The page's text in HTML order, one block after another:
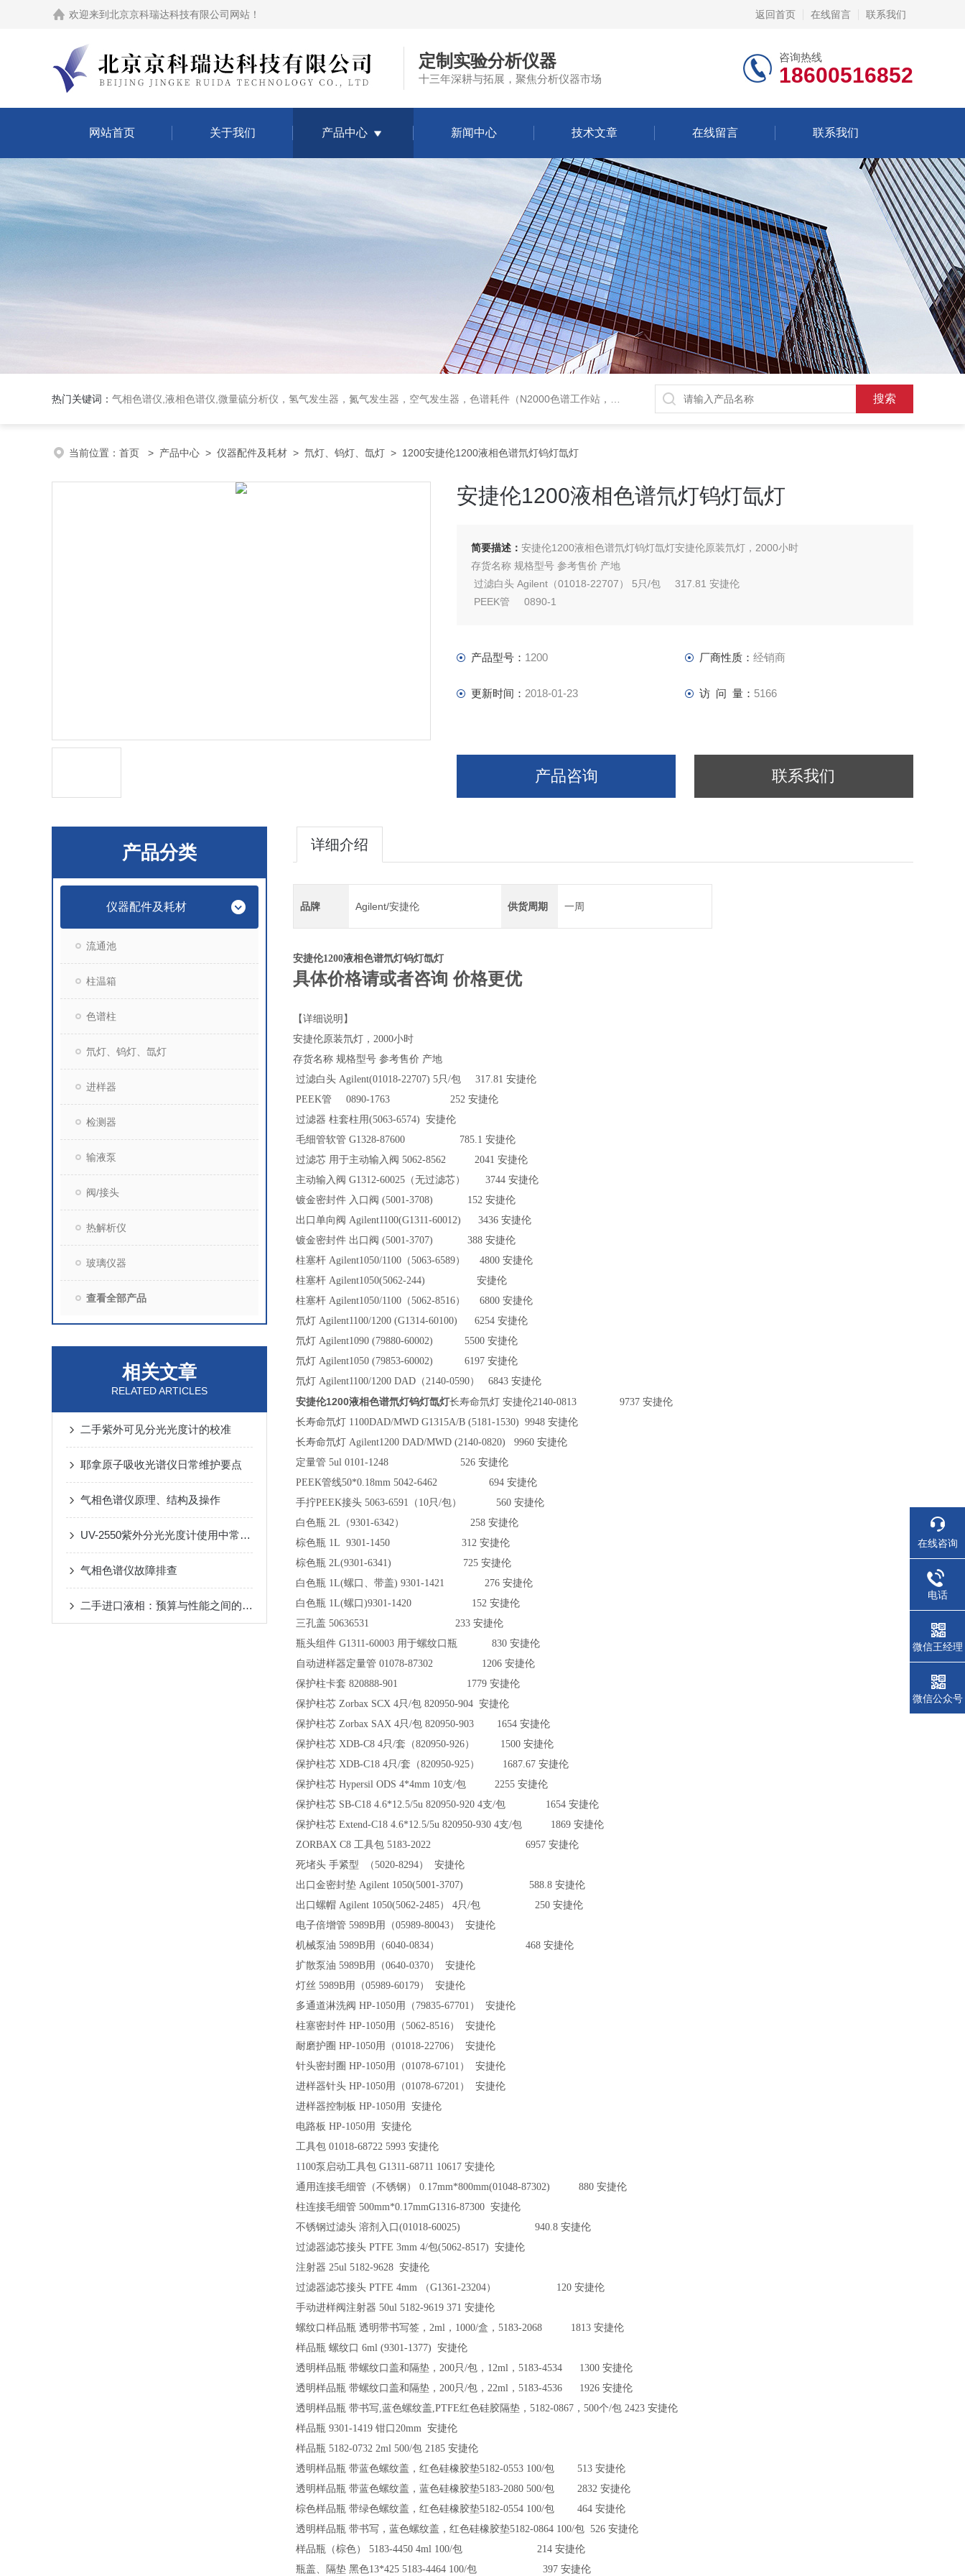
欢迎来到 北京京科瑞达科技有限公司网站 ！ 返回首页 在线留言 联系我们
定制实验分析仪器
十三年深耕与拓展，聚焦分析仪器市场
咨询热线
18600516852
网站首页 关于我们 产品中心 新闻中心 技术文章 在线留言 联系我们
热门关键词： 气相色谱仪,液相色谱仪,微量硫分析仪，氢气发生器，氮气发生器，空气发生器，色谱耗件（N2000色谱工作站，色谱柱、阀件、进样器、色谱担体），顶空进样器，热解析仪，紫外分光光度计，原子吸收分光光度计，傅立叶红外光谱仪，分析天平等常规实验室产品。
当前位置： 首页 > 产品中心 > 仪器配件及耗材 > 氘灯、钨灯、氙灯 > 1200安捷伦1200液相色谱氘灯钨灯氙灯
安捷伦1200液相色谱氘灯钨灯氙灯
简要描述： 安捷伦1200液相色谱氘灯钨灯氙灯安捷伦原装氘灯，2000小时
存货名称 规格型号 参考售价 产地
过滤白头 Agilent（01018-22707） 5只/包 317.81 安捷伦
PEEK管 0890-1
产品型号： 1200 厂商性质： 经销商
更新时间： 2018-01-23 访 问 量： 5166
产品咨询 联系我们
产品分类
仪器配件及耗材
流通池
柱温箱
色谱柱
氘灯、钨灯、氙灯
进样器
检测器
输液泵
阀/接头
热解析仪
玻璃仪器
查看全部产品
相关文章
RELATED ARTICLES
二手紫外可见分光光度计的校准
耶拿原子吸收光谱仪日常维护要点
气相色谱仪原理、结构及操作
UV-2550紫外分光光度计使用中常见问题解析
气相色谱仪故障排查
二手进口液相：预算与性能之间的“理性博弈”
详细介绍
品牌 Agilent/安捷伦 供货周期 一周
安捷伦1200液相色谱氘灯钨灯氙灯
具体价格请或者咨询 价格更优
【详细说明】
安捷伦原装氘灯，2000小时
存货名称 规格型号 参考售价 产地
过滤白头 Agilent(01018-22707) 5只/包 317.81 安捷伦
PEEK管 0890-1763 252 安捷伦
过滤器 柱套柱用(5063-6574) 安捷伦
毛细管软管 G1328-87600 785.1 安捷伦
过滤芯 用于主动输入阀 5062-8562 2041 安捷伦
主动输入阀 G1312-60025（无过滤芯） 3744 安捷伦
镀金密封件 入口阀 (5001-3708) 152 安捷伦
出口单向阀 Agilent1100(G1311-60012) 3436 安捷伦
镀金密封件 出口阀 (5001-3707) 388 安捷伦
柱塞杆 Agilent1050/1100（5063-6589） 4800 安捷伦
柱塞杆 Agilent1050(5062-244) 安捷伦
柱塞杆 Agilent1050/1100（5062-8516） 6800 安捷伦
氘灯 Agilent1100/1200 (G1314-60100) 6254 安捷伦
氘灯 Agilent1090 (79880-60002) 5500 安捷伦
氘灯 Agilent1050 (79853-60002) 6197 安捷伦
氘灯 Agilent1100/1200 DAD（2140-0590） 6843 安捷伦
安捷伦1200液相色谱氘灯钨灯氙灯长寿命氘灯 安捷伦2140-0813 9737 安捷伦
长寿命氘灯 1100DAD/MWD G1315A/B (5181-1530) 9948 安捷伦
长寿命氘灯 Agilent1200 DAD/MWD (2140-0820) 9960 安捷伦
定量管 5ul 0101-1248 526 安捷伦
PEEK管线50*0.18mm 5042-6462 694 安捷伦
手拧PEEK接头 5063-6591（10只/包） 560 安捷伦
白色瓶 2L（9301-6342） 258 安捷伦
棕色瓶 1L 9301-1450 312 安捷伦
棕色瓶 2L(9301-6341) 725 安捷伦
白色瓶 1L(螺口、带盖) 9301-1421 276 安捷伦
白色瓶 1L(螺口)9301-1420 152 安捷伦
三孔盖 50636531 233 安捷伦
瓶头组件 G1311-60003 用于螺纹口瓶 830 安捷伦
自动进样器定量管 01078-87302 1206 安捷伦
保护柱卡套 820888-901 1779 安捷伦
保护柱芯 Zorbax SCX 4只/包 820950-904 安捷伦
保护柱芯 Zorbax SAX 4只/包 820950-903 1654 安捷伦
保护柱芯 XDB-C8 4只/套（820950-926） 1500 安捷伦
保护柱芯 XDB-C18 4只/套（820950-925） 1687.67 安捷伦
保护柱芯 Hypersil ODS 4*4mm 10支/包 2255 安捷伦
保护柱芯 SB-C18 4.6*12.5/5u 820950-920 4支/包 1654 安捷伦
保护柱芯 Extend-C18 4.6*12.5/5u 820950-930 4支/包 1869 安捷伦
ZORBAX C8 工具包 5183-2022 6957 安捷伦
死堵头 手紧型 （5020-8294） 安捷伦
出口金密封垫 Agilent 1050(5001-3707) 588.8 安捷伦
出口螺帽 Agilent 1050(5062-2485） 4只/包 250 安捷伦
电子倍增管 5989B用（05989-80043） 安捷伦
机械泵油 5989B用（6040-0834） 468 安捷伦
扩散泵油 5989B用（0640-0370） 安捷伦
灯丝 5989B用（05989-60179） 安捷伦
多通道淋洗阀 HP-1050用（79835-67701） 安捷伦
柱塞密封件 HP-1050用（5062-8516） 安捷伦
耐磨护圈 HP-1050用（01018-22706） 安捷伦
针头密封圈 HP-1050用（01078-67101） 安捷伦
进样器针头 HP-1050用（01078-67201） 安捷伦
进样器控制板 HP-1050用 安捷伦
电路板 HP-1050用 安捷伦
工具包 01018-68722 5993 安捷伦
1100泵启动工具包 G1311-68711 10617 安捷伦
通用连接毛细管（不锈钢） 0.17mm*800mm(01048-87302) 880 安捷伦
柱连接毛细管 500mm*0.17mmG1316-87300 安捷伦
不锈钢过滤头 溶剂入口(01018-60025) 940.8 安捷伦
过滤器滤芯接头 PTFE 3mm 4/包(5062-8517) 安捷伦
注射器 25ul 5182-9628 安捷伦
过滤器滤芯接头 PTFE 4mm （G1361-23204） 120 安捷伦
手动进样阀注射器 50ul 5182-9619 371 安捷伦
螺纹口样品瓶 透明带书写签，2ml，1000/盒，5183-2068 1813 安捷伦
样品瓶 螺纹口 6ml (9301-1377) 安捷伦
透明样品瓶 带螺纹口盖和隔垫，200只/包，12ml，5183-4534 1300 安捷伦
透明样品瓶 带螺纹口盖和隔垫，200只/包，22ml，5183-4536 1926 安捷伦
透明样品瓶 带书写,蓝色螺纹盖,PTFE红色硅胶隔垫，5182-0867，500个/包 2423 安捷伦
样品瓶 9301-1419 钳口20mm 安捷伦
样品瓶 5182-0732 2ml 500/包 2185 安捷伦
透明样品瓶 带蓝色螺纹盖，红色硅橡胶垫5182-0553 100/包 513 安捷伦
透明样品瓶 带蓝色螺纹盖，蓝色硅橡胶垫5183-2080 500/包 2832 安捷伦
棕色样品瓶 带绿色螺纹盖，红色硅橡胶垫5182-0554 100/包 464 安捷伦
透明样品瓶 带书写，蓝色螺纹盖，红色硅橡胶垫5182-0864 100/包 526 安捷伦
样品瓶（棕色） 5183-4450 4ml 100/包 214 安捷伦
瓶盖、隔垫 黑色13*425 5183-4464 100/包 397 安捷伦
在线咨询
电话
微信王经理
微信公众号